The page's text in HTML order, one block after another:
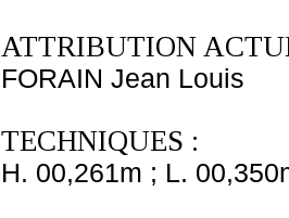
ATTRIBUTION
FORAIN Jean Louis
TECHNIQUES :
H. 00,261m ; L.